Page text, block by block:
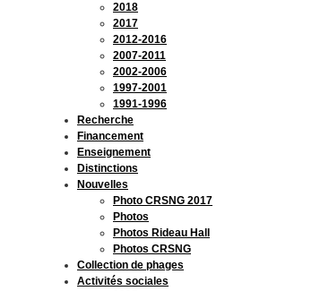
2018
2017
2012-2016
2007-2011
2002-2006
1997-2001
1991-1996
Recherche
Financement
Enseignement
Distinctions
Nouvelles
Photo CRSNG 2017
Photos
Photos Rideau Hall
Photos CRSNG
Collection de phages
Activités sociales